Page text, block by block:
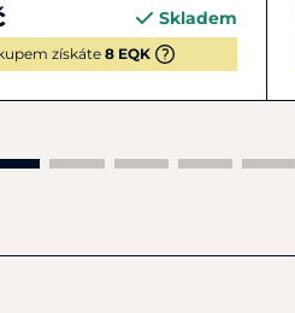
Skladem
získáte8 EQK